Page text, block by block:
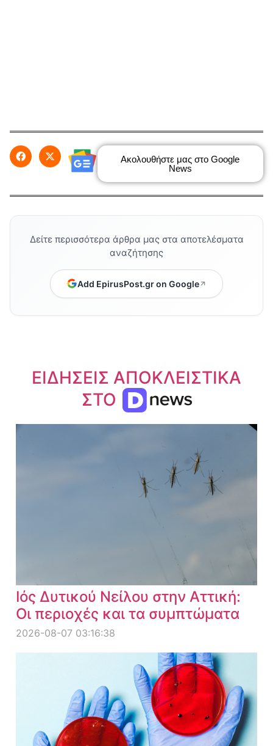
Ακολουθήστε μας στο Google
News
Δείτε περισσότερα άρθρα μας στα αποτελέσματα
αναζήτησης
Add EpirusPost.gr on Google
ΕΙΔΗΣΕΙΣ ΑΠΟΚΛΕΙΣΤΙΚΑ
ΣΤΟ
Ιός Δυτικού Νείλου στην Αττική:
Οι περιοχές και τα συμπτώματα
2026-08-07 03:16:38